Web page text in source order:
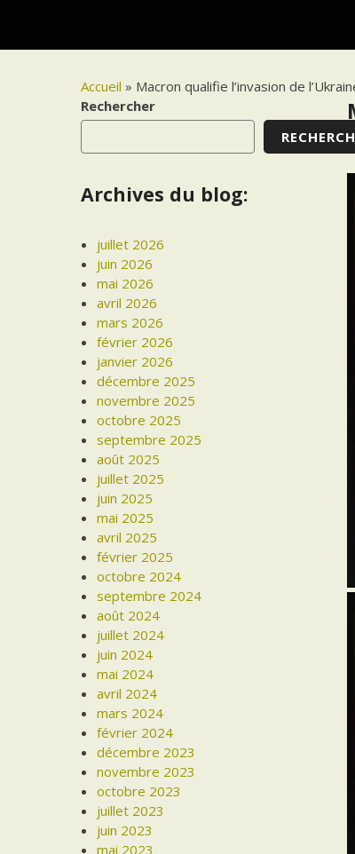
Accueil » Macron qualifie l’invasion de
Rechercher
Archives du blog:
juillet 2026
juin 2026
mai 2026
avril 2026
mars 2026
février 2026
janvier 2026
décembre 2025
novembre 2025
octobre 2025
septembre 2025
août 2025
juillet 2025
juin 2025
mai 2025
avril 2025
février 2025
octobre 2024
septembre 2024
août 2024
juillet 2024
juin 2024
mai 2024
avril 2024
mars 2024
février 2024
décembre 2023
novembre 2023
octobre 2023
juillet 2023
juin 2023
mai 2023